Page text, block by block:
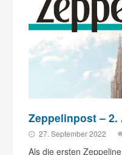
Zeppelinpost – 2.
27. September 2022
Als die ersten